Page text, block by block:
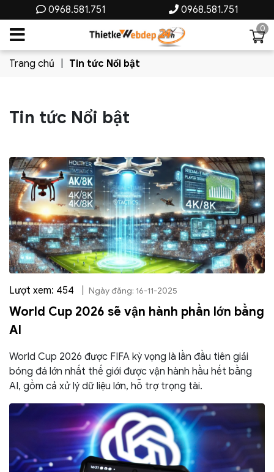
0968.581.751 0968.581.751
0
Trang chủ Tin tức Nổi bật
Tin tức Nổi bật
Lượt xem: 454 Ngày đăng: 16-11-2025
World Cup 2026 sẽ vận hành phần lớn bằng
AI
World Cup 2026 được FIFA kỳ vọng là lần đầu tiên giải
bóng đá lớn nhất thế giới được vận hành hầu hết bằng
AI, gồm cả xử lý dữ liệu lớn, hỗ trợ trọng tài.